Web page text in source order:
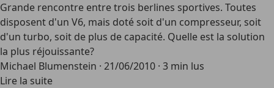
Grande rencontre entre trois berlines sportives. Toutes
disposent d'un V6, mais doté soit d'un compresseur, soit
d'un turbo, soit de plus de capacité. Quelle est la solution
la plus réjouissante?
Michael Blumenstein · 21/06/2010 · 3 min lus
Lire la suite